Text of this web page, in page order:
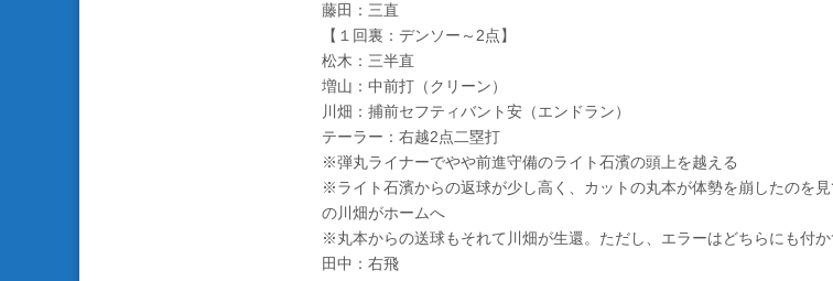
藤田：三直
【１回裏：デンソー～2点】
松木：三半直
増山：中前打（クリーン）
川畑：捕前セフティバント安（エンドラン）
テーラー：右越2点二塁打
※弾丸ライナーでやや前進守備のライト石濱の頭上を越える
※ライト石濱からの返球が少し高く、カットの丸本が体勢を崩したのを
の川畑がホームへ
※丸本からの送球もそれて川畑が生還。ただし、エラーはどちらにも付
田中：右飛